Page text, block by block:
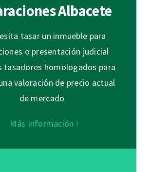
Albacete
tasar un inmueble para
o presentación judicial
tasadores homologados para
valoración de precio actual
de mercado
Más Información